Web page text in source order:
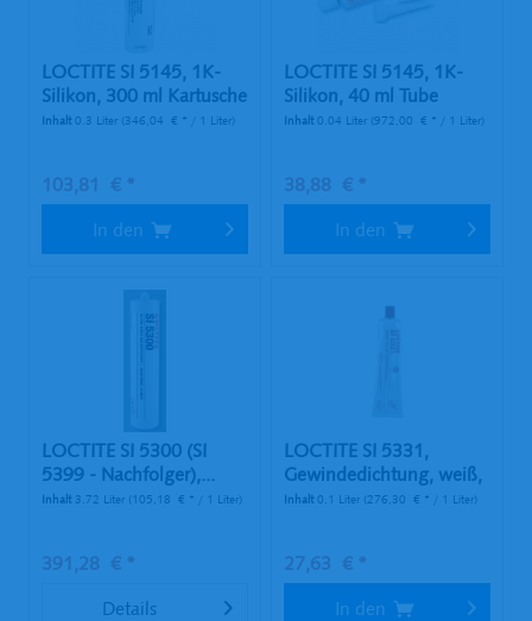
LOCTITE SI 5145, 1K-
Silikon, 300 ml Kartusche
Inhalt0.3 Liter (346,04 € * / 1 Liter)
103,81 € *
In den
LOCTITE SI 5145, 1K-
Silikon, 40 ml Tube
Inhalt0.04 Liter (972,00 € * / 1 Liter)
38,88 € *
In den
LOCTITE SI 5300 (SI
5399 - Nachfolger),...
Inhalt 3.72 Liter (105,18 € * / 1 Liter)
391,28 € *
Details
LOCTITE SI 5331,
Gewindedichtung, weiß,
100 ml...
Inhalt0.1 Liter (276,30 € * / 1 Liter)
27,63 € *
In den